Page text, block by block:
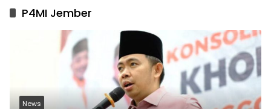
P4MI Jember
News